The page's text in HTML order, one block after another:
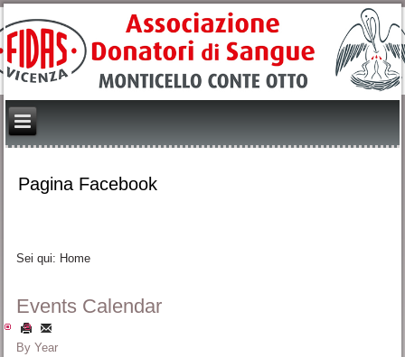
Pagina Facebook
Sei qui: Home
Events Calendar
By Year